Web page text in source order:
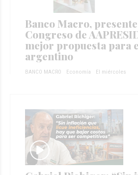
Banco Macro,
Congreso de
mejor propuesta para
argentino
BANCO MACRO Economía El miércoles